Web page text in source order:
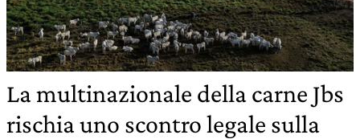
La multinazionale della carne Jbs
rischia uno scontro legale sulla